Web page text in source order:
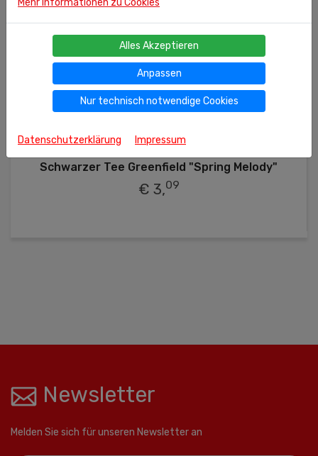
100g
Ähnliche Produkte
Schwarzer Tee Greenfield "Spring Melody"
€ 3,09
Newsletter
Melden Sie sich für unseren Newsletter an
Alles Akzeptieren
Anpassen
Nur technisch notwendige Cookies
Datenschutzerklärung Impressum